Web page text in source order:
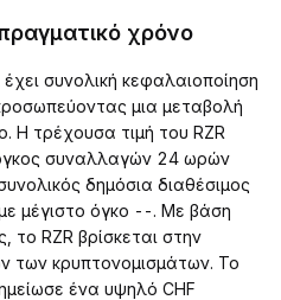
χρόνο
συνολική κεφαλαιοποίηση
μια μεταβολή
Η τρέχουσα τιμή του RZR
συναλλαγών 24 ωρών
δημόσια διαθέσιμος
μέγιστο όγκο --. Με βάση
το RZR βρίσκεται στην
των κρυπτονομισμάτων. Το
ένα υψηλό CHF